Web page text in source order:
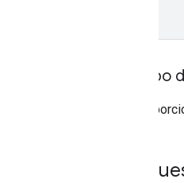
Cuerpo
No